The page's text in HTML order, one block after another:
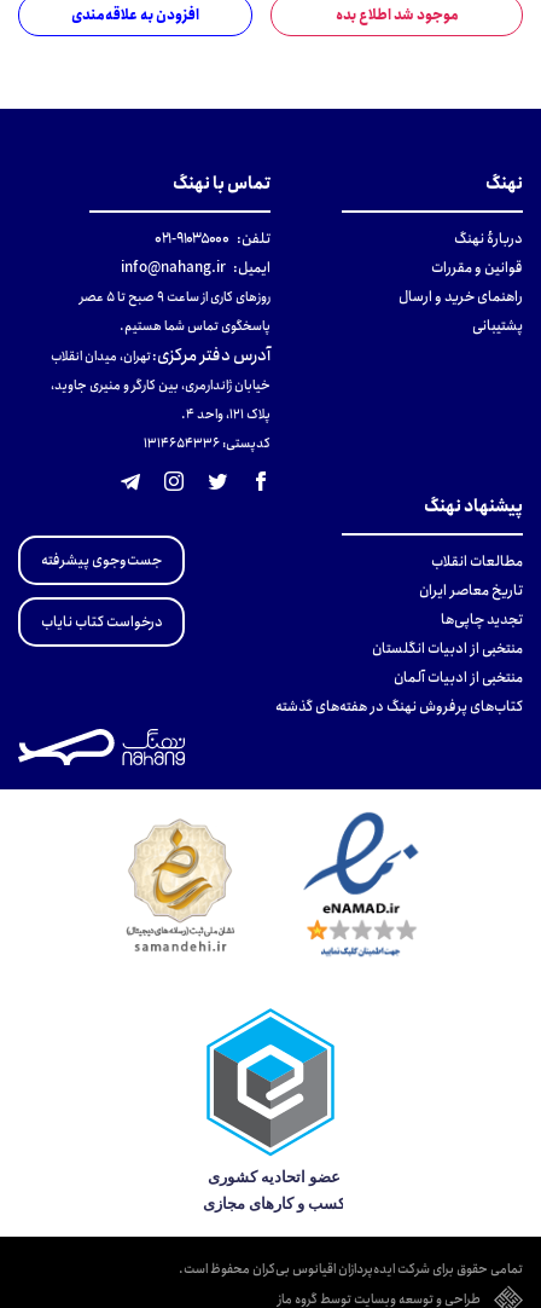
موجود شد اطلاع بده افزودن به علاقه‌مندی
نهنگ
دربارهٔ نهنگ
قوانین و مقررات
راهنمای خرید و ارسال
پشتیبانی
تماس با نهنگ
تلفن: ۹۱۰۳۵۰۰۰-۰۲۱
ایمیل: info@nahang.ir
روزهای کاری از ساعت ۹ صبح تا ۵ عصر
پاسخگوی تماس شما هستیم.
آدرس دفتر مرکزی:تهران، میدان انقلاب
خیابان ژاندارمری، بین کارگر و منیری جاوید،
پلاک 121، واحد ۴.
کدپستی: 131465433۶
پیشنهاد نهنگ
مطالعات انقلاب
تاریخ معاصر ایران
تجدید چاپی‌ها
منتخبی از ادبیات انگلستان
منتخبی از ادبیات آلمان
کتاب‌های پرفروش نهنگ در هفته‌های گذشته
جست‌وجوی پیشرفته
درخواست کتاب نایاب
تمامی حقوق برای شرکت ایده‌پردازان اقیانوس بی‌کران محفوظ است.
طراحی و توسعه وبسایت توسط گروه ماز